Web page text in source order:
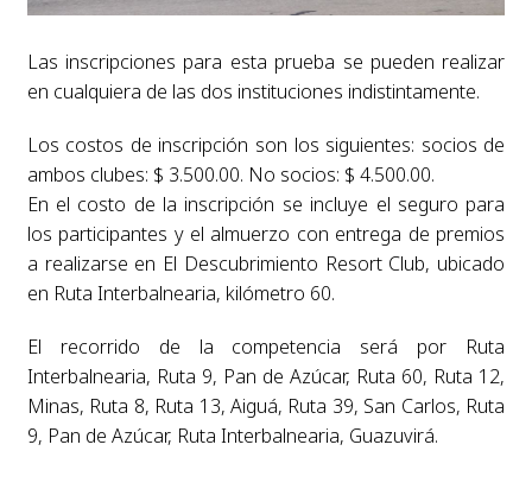
Las inscripciones para esta prueba se pueden realizar
en cualquiera de las dos instituciones indistintamente.
Los costos de inscripción son los siguientes: socios de
ambos clubes: $ 3.500.00. No socios: $ 4.500.00.
En el costo de la inscripción se incluye el seguro para
los participantes y el almuerzo con entrega de premios
a realizarse en El Descubrimiento Resort Club, ubicado
en Ruta Interbalnearia, kilómetro 60.
El recorrido de la competencia será por Ruta
Interbalnearia, Ruta 9, Pan de Azúcar, Ruta 60, Ruta 12,
Minas, Ruta 8, Ruta 13, Aiguá, Ruta 39, San Carlos, Ruta
9, Pan de Azúcar, Ruta Interbalnearia, Guazuvirá.